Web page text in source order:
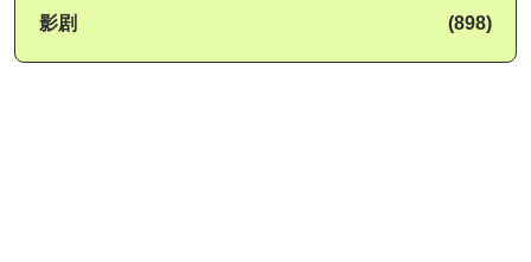
影剧 (898)